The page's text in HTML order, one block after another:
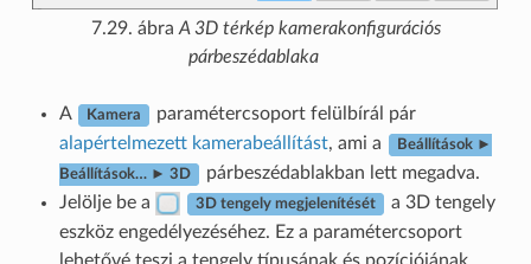
7.29. ábraA 3D térkép kamerakonfigurációs
párbeszédablaka
A Kamera
paramétercsoport felülbírál pár
alapértelmezett kamerabeállítást, ami a Beállítások ►
Beállítások… ► 3D
párbeszédablakban lett megadva.
Jelölje be a
3D tengely megjelenítését
a 3D tengely
eszköz engedélyezéséhez. Ez a paramétercsoport